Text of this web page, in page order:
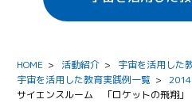
HOME > 活動紹介 > 宇宙を活用した
宇宙を活用した教育実践例一覧 >
サイエンスルーム 「ロケットの飛翔」